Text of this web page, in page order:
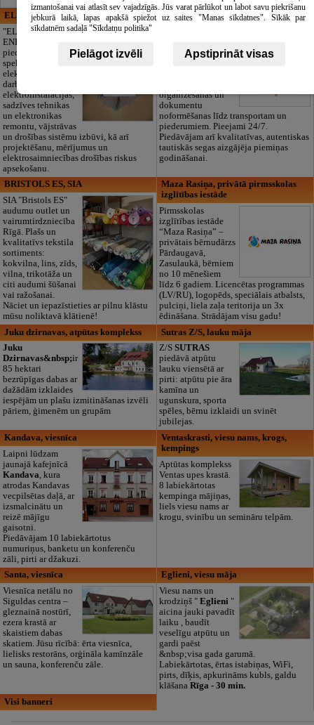
ELECTRIC ENERGY
"ELECTRIC
ENERGY Kandava"
piedāvā pilna
spektra
elektromontāžas
darbus,
elektroinstalācijas,
sadzīves tehnikas
un elektronikas
remontu, vājstrāvas
un drošības sistēmu izbūvi, kā arī
projektēšanu, mērījumus un
elektrosaimniecības drošības riskus
apsekošanu.
CĒSU APBEDĪŠANAS
bez liekām raizēm.
Mēs parūpēsimies
organizēšanas un
dokumentu
noformēšanas līdz transportam un
piederumiem. Pieejami 24/7.
Piedāvājam arī kvalitatīvas, autentiskas
tautiskās segas aizgājēja piemiņas
godināšanai.
BRISTOLS ES, SIA
SIA "Bristols ES"
audumu outlet un
vairumtirdzniecība
Rīgā. Plašs un
kvalitatīvs tekstila
sortiments:
kokvilna, lins, zīds,
vilna, trikotāža un
citi audumi šūšanai
vai ražošanai.
Nāciet un iepazīstieties ar pilnu klāstu
mūsu noliktavā klātienē!
Maza Rasiņa, privātā pirmsskolas
izglītības iestāde
Pirmsskolas
izglītības iestāde
“Maza Rasiņa” –
privātais bērnudārzs
Pārdaugavā,
Zasulaukā, bērniem
no 10 mēnešiem
līdz 6 gadiem. Licencētas programmas
(LV/RU), logopēds, speciālais atbalsts,
pulciņi, liela zaļa teritorija un 3x
ēdināšana. Strādājam visu gadu!
Juku dzirnavas, atpūtas komplekss
Juku
Dzirnavas&nbsp;ir
85 hektari
bezrūpīgas dabas ar
dažādām izklaides
iespējām un plašu izmitināšanas izvēli
pāriem, ģimenēm un grupām
Sutras Z/S, lauku māja
Z/SSUTRAS
piedāvā atpūtu
lauku viensētā ar
pirti: atpūtu pie āra
kamīna un
ugunskura, sporta
spēles, bērnu izklaidi un svinēt
jubilejas.
Kandava, viesnīca
Laipni lūdzam
jaunajā kafejnīcā
Kandava , kura
atrodas Kandavas
vecpilsētas daļā, ar
izsmalcinātu un
reizē mājīgu
gaisotni.
Piedāvājam 10 labiekārtotus
numuriņus, banketu un konferenču
zāli, pirti ar džakuzi.
Ventaskrasti, viesu nams, krogs,
kempings
Aptūtas komplekss
Ventas upes krastā.
8 labiekārtotas
kempinga mājiņas,
liels viesu nams ar
krogu, svinību un semināru telpām.
Santa, viesnīca
Viesnīca netālu no
Siguldas centra –
gleznainā nostūrī,
ezera krastā ar
skaistiem dabas
skatiem. Jūsu rīcībā: ērta viesnīca,
lielisks restorāns, orģināla kamīnzāle
un sauna, konferenču zāle.
Eglieni, viesu māja
Viesu nams un
krodziņš "Eglieni "
aicina jauki pavadīt
laiku , baudīt
veselīgu atpūtu un
gardi paēst
&nbsp;visa gada garumā.
Labiekārtotas, ērtas istabiņas, WiFi,
pirts, dīķis, apkurināms kubls, galdu
klāšanaRīga - 30 min.
Visi banneri
izmantošanai vai atlasīt sev vajadzīgās. Jūs varat pārlūkot un labot savu piekrišanu
jebkurā laikā, lapas apakšā spiežot uz saites "Manas sīkdatnes". Sīkāk par
sīkdatnēm sadaļā "Sīkdatņu politika"
Pielāgot izvēli Apstiprināt visas